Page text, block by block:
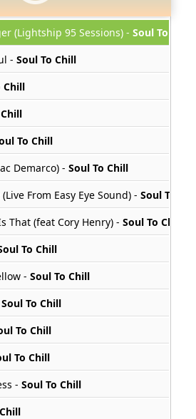
(Lightship 95 Sessions) - Soul To Chill
- Soul To Chill
Chill
To Chill
Demarco) - Soul To Chill
From Easy Eye Sound) - Soul To
That (feat Cory Henry) - Soul To Chill
To Chill
- Soul To Chill
Soul To Chill
To Chill
To Chill
- Soul To Chill